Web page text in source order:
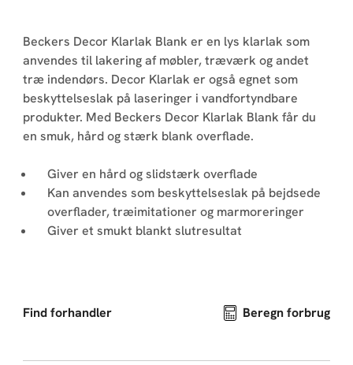
Beckers Decor Klarlak Blank er en lys klarlak som
anvendes til lakering af møbler, træværk og andet
træ indendørs. Decor Klarlak er også egnet som
beskyttelseslak på laseringer i vandfortyndbare
produkter. Med Beckers Decor Klarlak Blank får du
en smuk, hård og stærk blank overflade.
Giver en hård og slidstærk overflade
Kan anvendes som beskyttelseslak på bejdsede
overflader, træimitationer og marmoreringer
Giver et smukt blankt slutresultat
Find forhandler Beregn forbrug